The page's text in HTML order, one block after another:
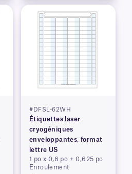
#DFSL-62WH
Étiquettes laser
cryogéniques
enveloppantes, format
lettre US
1 po x 0,6 po + 0,625 po
Enroulement